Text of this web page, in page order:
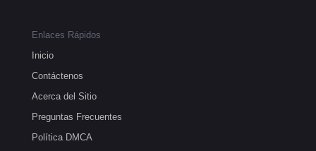
Enlaces Rápidos
Inicio
Contáctenos
Acerca del Sitio
Preguntas Frecuentes
Política DMCA